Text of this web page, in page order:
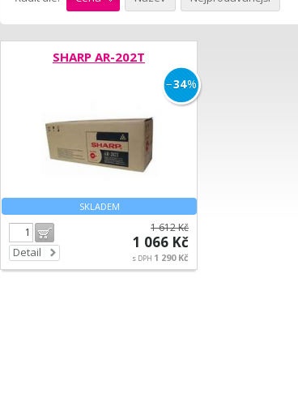
SHARP AR-202T
SKLADEM
−34%
Detail
1 612 Kč
1 066 Kč
s DPH 1 290 Kč